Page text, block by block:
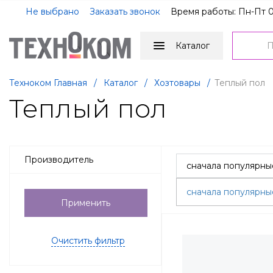
Не выбрано Заказать звонок Время работы: Пн-Пт
Каталог
Техноком Главная / Каталог / Хозтовары / Теплый пол
Теплый пол
сначала
Производитель
Применить
Очистить фильтр